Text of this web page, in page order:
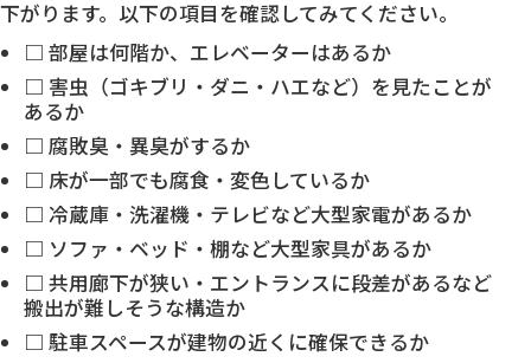
下がります。以下の項目を確認してみてください。
□ 部屋は何階か、エレベーターはあるか
□ 害虫（ゴキブリ・ダニ・ハエなど）を見たことが
あるか
□ 腐敗臭・異臭がするか
□ 床が一部でも腐食・変色しているか
□ 冷蔵庫・洗濯機・テレビなど大型家電があるか
□ ソファ・ベッド・棚など大型家具があるか
□ 共用廊下が狭い・エントランスに段差があるなど
搬出が難しそうな構造か
□ 駐車スペースが建物の近くに確保できるか